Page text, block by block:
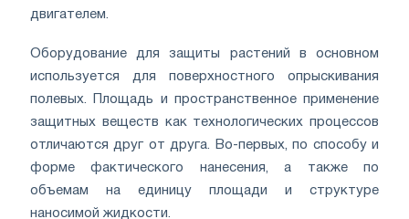
двигателем.
Оборудование для защиты растений в основном
используется для поверхностного опрыскивания
полевых. Площадь и пространственное применение
защитных веществ как технологических процессов
отличаются друг от друга. Во-первых, по способу и
форме фактического нанесения, а также по
объемам на единицу площади и структуре
наносимой жидкости.